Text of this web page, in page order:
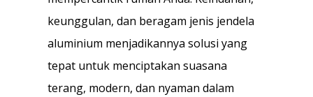
keunggulan, dan beragam jenis jendela
aluminium menjadikannya solusi yang
tepat untuk menciptakan suasana
terang, modern, dan nyaman dalam